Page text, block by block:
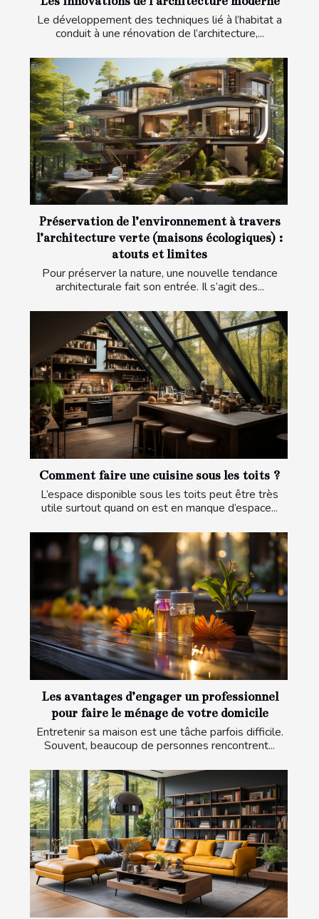
Le développement des techniques lié à l’habitat a
conduit à une rénovation de l’architecture,...
Préservation de l’environnement à travers
l’architecture verte (maisons écologiques) :
atouts et limites
Pour préserver la nature, une nouvelle tendance
architecturale fait son entrée. Il s’agit des...
Comment faire une cuisine sous les toits ?
L’espace disponible sous les toits peut être très
utile surtout quand on est en manque d’espace...
Les avantages d’engager un professionnel
pour faire le ménage de votre domicile
Entretenir sa maison est une tâche parfois difficile.
Souvent, beaucoup de personnes rencontrent...